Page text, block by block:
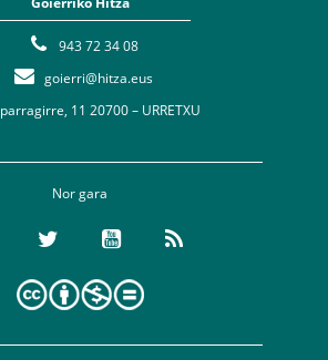
943 72 34 08
goierri@hitza.eus
11 20700 – URRETXU
Nor gara